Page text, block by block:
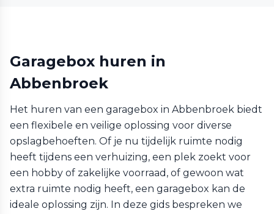
Garagebox huren in
Abbenbroek
Het huren van een garagebox in Abbenbroek biedt
een flexibele en veilige oplossing voor diverse
opslagbehoeften. Of je nu tijdelijk ruimte nodig
heeft tijdens een verhuizing, een plek zoekt voor
een hobby of zakelijke voorraad, of gewoon wat
extra ruimte nodig heeft, een garagebox kan de
ideale oplossing zijn. In deze gids bespreken we